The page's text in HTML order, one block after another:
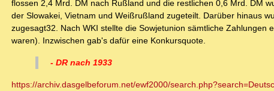
flossen 2,4 Mrd. DM nach Rußland und die restlichen 0,6 Mrd. DM
der Slowakei, Vietnam und Weißrußland zugeteilt. Darüber hinaus
zugesagt32. Nach WKI stellte die Sowjetunion sämtliche Zahlungen
waren). Inzwischen gab's dafür eine Konkursquote.
- DR nach 1933
https://archiv.dasgelbeforum.net/ewf2000/